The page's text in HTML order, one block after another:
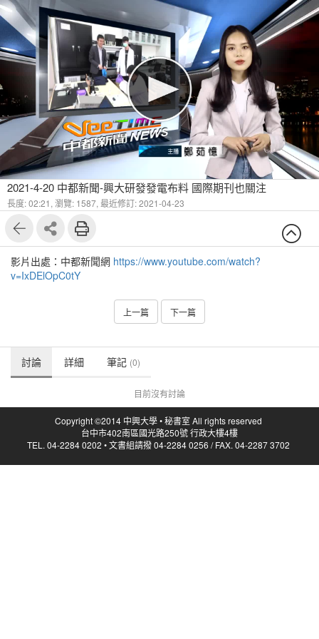
2021-4-20 中都新聞-興大研發發電布料 國際期刊也關注
長度: 02:21, 瀏覽: 1587, 最近修訂: 2021-04-23
影片出處：中都新聞網 https://www.youtube.com/watch?
v=IxDElOpC0tY
上一篇 下一篇
討論 詳細 筆記 (0)
目前沒有討論
Copyright ©2014 中興大學 • 秘書室 All rights reserved
台中市402南區國光路250號 行政大樓4樓
TEL. 04-2284 0202 • 文書組請撥 04-2284 0256 / FAX. 04-2287 3702